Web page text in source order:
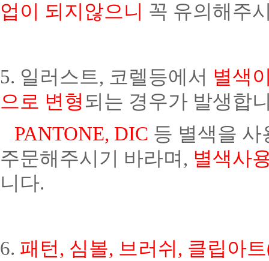
업이 되지않으니 꼭 유의해주
5. 일러스트, 코렐등에서 별색
으로 변형 되는 경우가 발생합
PANTONE, DIC 등 별색을
주문해주시기 바라며, 별색사
니다.
6. 패턴, 심볼, 브러쉬, 클립아